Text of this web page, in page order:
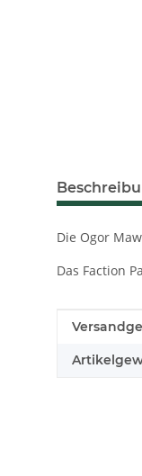
weitere
Die Ogor
Das Faction
Wert